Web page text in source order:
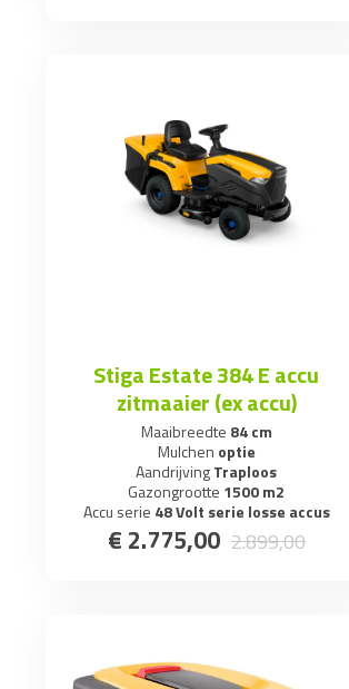
Stiga Estate 384 E accu
zitmaaier (ex accu)
Maaibreedte 84 cm
Mulchen optie
AandrijvingTraploos
Gazongrootte 1500 m2
Accu serie 48 Volt serie losse accus
€ 2.775,00 2.899,00